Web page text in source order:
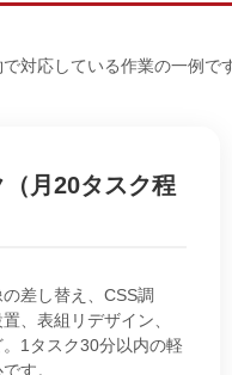
対応している作業の一例で
月20タスク程
差し替え、CSS調
、表組リデザイン、
1タスク30分以内の軽
す。